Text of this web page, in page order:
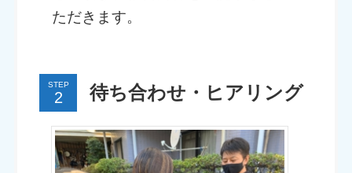
ただきます。
STEP 待ち合わせ・ヒアリング